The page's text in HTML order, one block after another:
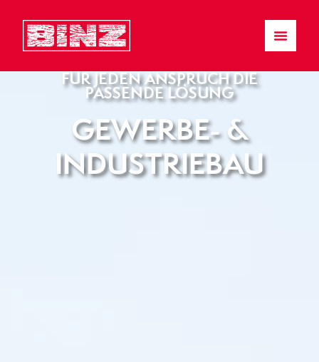
FÜR JEDEN ANSPRUCH DIE
PASSENDE LÖSUNG
GEWERBE- &
INDUSTRIEBAU